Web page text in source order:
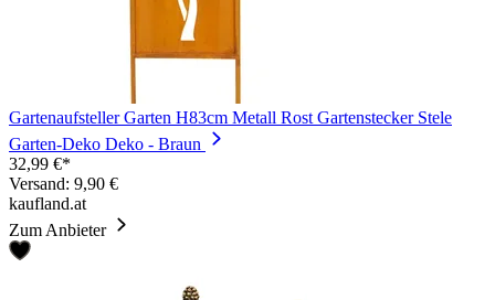
Gartenaufsteller Garten H83cm Metall Rost Gartenstecker Stele
Garten-Deko Deko - Braun
32,99 €*
Versand: 9,90 €
kaufland.at
Zum Anbieter